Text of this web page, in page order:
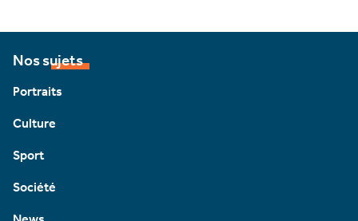
Nos sujets
Portraits
Culture
Sport
Société